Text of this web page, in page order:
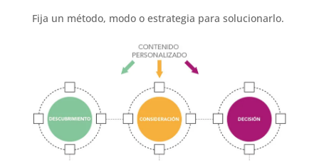
Fija un método, modo o estrategia para solucionarlo.